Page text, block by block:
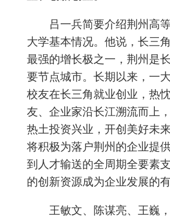
吕一兵简要介绍荆州高
大学基本情况。他说，长三
最强的增长极之一，荆州是
要节点城市。长期以来，一
校友在长三角就业创业，热
友、企业家沿长江溯流而上
热土投资兴业，开创美好未
将积极为落户荆州的企业提
到人才输送的全周期全要素
的创新资源成为企业发展的有
王敏文、陈谋亮、王巍